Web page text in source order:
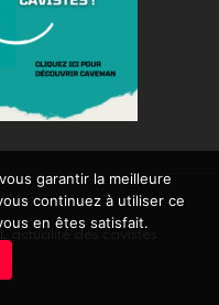
garantir la meilleure
continuez à utiliser ce
en êtes satisfait.